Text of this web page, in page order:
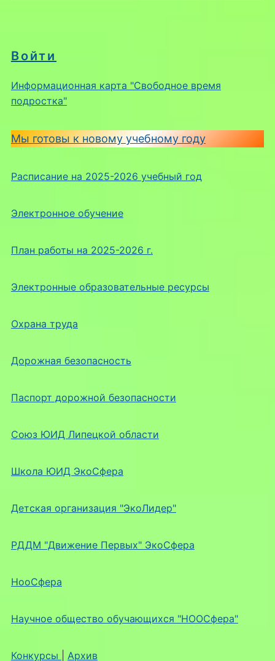
Войти
Информационная карта "Свободное время
подростка"
Мы готовы к новому учебному году
Расписание на 2025-2026 учебный год
Электронное обучение
План работы на 2025-2026 г.
Электронные образовательные ресурсы
Охрана труда
Дорожная безопасность
Паспорт дорожной безопасности
Союз ЮИД Липецкой области
Школа ЮИД ЭкоСфера
Детская организация "ЭкоЛидер"
РДДМ "Движение Первых" ЭкоСфера
НооСфера
Научное общество обучающихся "НООСфера"
Конкурсы Архив